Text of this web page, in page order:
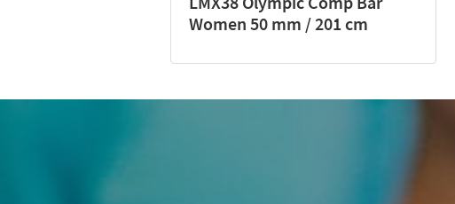
Women 50 mm / 201 cm